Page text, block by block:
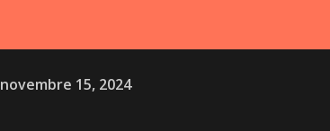
novembre 15, 2024